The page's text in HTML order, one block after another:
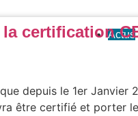
Actus
certification
depuis le 1er Janvier
être certifié et porter